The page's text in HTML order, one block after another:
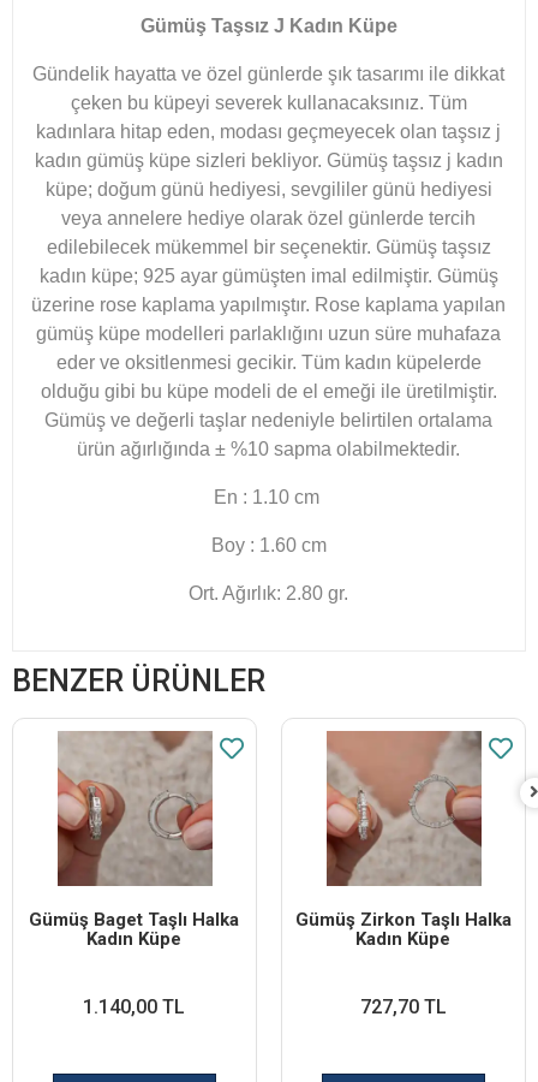
Gümüş Taşsız J Kadın Küpe
Gündelik hayatta ve özel günlerde şık tasarımı ile dikkat
çeken bu küpeyi severek kullanacaksınız. Tüm
kadınlara hitap eden, modası geçmeyecek olan taşsız j
kadın gümüş küpe sizleri bekliyor. Gümüş taşsız j kadın
küpe; doğum günü hediyesi, sevgililer günü hediyesi
veya annelere hediye olarak özel günlerde tercih
edilebilecek mükemmel bir seçenektir. Gümüş taşsız
kadın küpe; 925 ayar gümüşten imal edilmiştir. Gümüş
üzerine rose kaplama yapılmıştır. Rose kaplama yapılan
gümüş küpe modelleri parlaklığını uzun süre muhafaza
eder ve oksitlenmesi gecikir. Tüm kadın küpelerde
olduğu gibi bu küpe modeli de el emeği ile üretilmiştir.
Gümüş ve değerli taşlar nedeniyle belirtilen ortalama
ürün ağırlığında ± %10 sapma olabilmektedir.
En : 1.10 cm
Boy : 1.60 cm
Ort. Ağırlık: 2.80 gr.
BENZER ÜRÜNLER
Gümüş Baget Taşlı Halka
Kadın Küpe
1.140,00 TL
Gümüş Zirkon Taşlı Halka
Kadın Küpe
727,70 TL